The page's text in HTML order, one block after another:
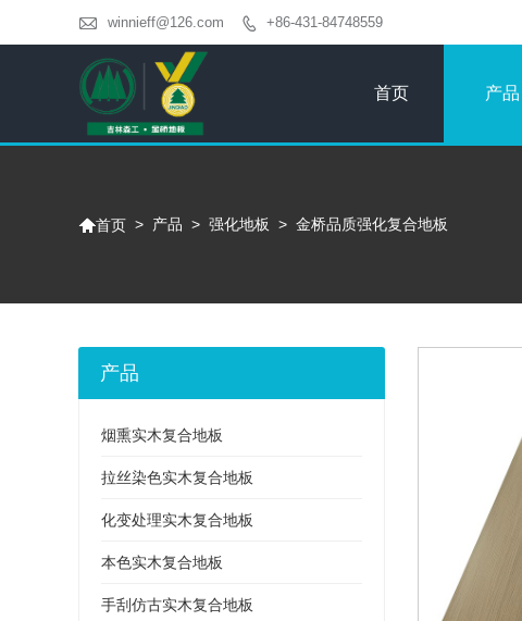
 winnieff@126.com  +86-431-84748559
首页 产品
首页 > 产品 > 强化地板 > 金桥品质强化复合地板
产品
烟熏实木复合地板
拉丝染色实木复合地板
化变处理实木复合地板
本色实木复合地板
手刮仿古实木复合地板